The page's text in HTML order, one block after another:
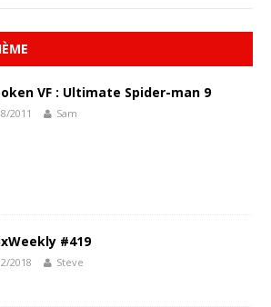
VF : Ultimate Spider-man 9
2011 Sam
#419
2018 Steve